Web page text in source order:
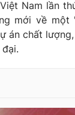
Nam lần
mới về một
án chất